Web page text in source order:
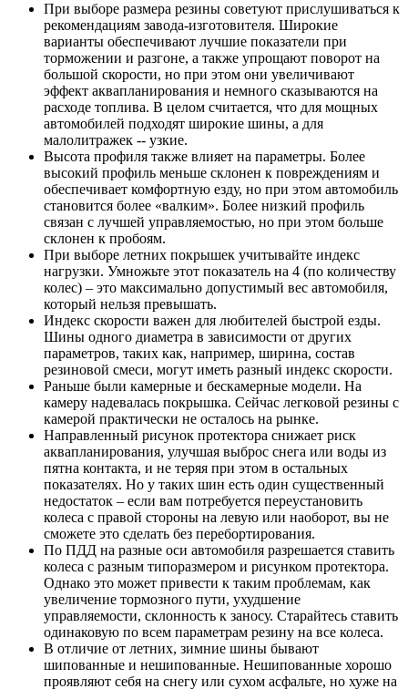
При выборе размера резины советуют прислушиваться к
рекомендациям завода-изготовителя. Широкие
варианты обеспечивают лучшие показатели при
торможении и разгоне, а также упрощают поворот на
большой скорости, но при этом они увеличивают
эффект аквапланирования и немного сказываются на
расходе топлива. В целом считается, что для мощных
автомобилей подходят широкие шины, а для
малолитражек -- узкие.
Высота профиля также влияет на параметры. Более
высокий профиль меньше склонен к повреждениям и
обеспечивает комфортную езду, но при этом автомобиль
становится более «валким». Более низкий профиль
связан с лучшей управляемостью, но при этом больше
склонен к пробоям.
При выборе летних покрышек учитывайте индекс
нагрузки. Умножьте этот показатель на 4 (по количеству
колес) – это максимально допустимый вес автомобиля,
который нельзя превышать.
Индекс скорости важен для любителей быстрой езды.
Шины одного диаметра в зависимости от других
параметров, таких как, например, ширина, состав
резиновой смеси, могут иметь разный индекс скорости.
Раньше были камерные и бескамерные модели. На
камеру надевалась покрышка. Сейчас легковой резины с
камерой практически не осталось на рынке.
Направленный рисунок протектора снижает риск
аквапланирования, улучшая выброс снега или воды из
пятна контакта, и не теряя при этом в остальных
показателях. Но у таких шин есть один существенный
недостаток – если вам потребуется переустановить
колеса с правой стороны на левую или наоборот, вы не
сможете это сделать без перебортирования.
По ПДД на разные оси автомобиля разрешается ставить
колеса с разным типоразмером и рисунком протектора.
Однако это может привести к таким проблемам, как
увеличение тормозного пути, ухудшение
управляемости, склонность к заносу. Старайтесь ставить
одинаковую по всем параметрам резину на все колеса.
В отличие от летних, зимние шины бывают
шипованные и нешипованные. Нешипованные хорошо
проявляют себя на снегу или сухом асфальте, но хуже на